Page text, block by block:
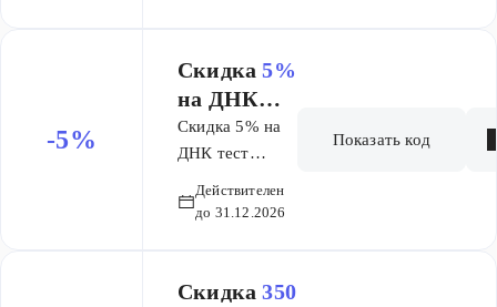
-5%
​Скидка 5%
на ДНК
тест
Происхожд
ение
Скидка 5% на
ДНК тест
Действителен
до 31.12.2026
Показать код
Скидка 350